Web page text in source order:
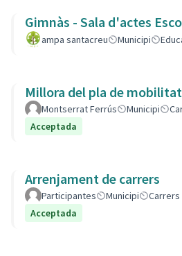
Gimnàs - Sala d'actes
ampa santacreu Municipi
Millora del pla de
Montserrat Ferrús Municipi
Acceptada
Arrenjament de carrers
Participantes Municipi Carrers
Acceptada